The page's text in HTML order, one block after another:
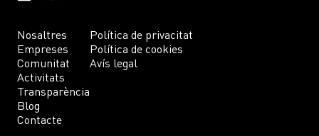
Nosaltres
Empreses
Comunitat
Activitats
Transparència
Blog
Contacte
Política de privacitat
Política de cookies
Avís legal